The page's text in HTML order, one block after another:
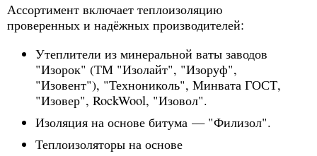
Ассортимент включает теплоизоляцию
проверенных и надёжных производителей:
Утеплители из минеральной ваты заводов
"Изорок" (ТМ "Изолайт", "Изоруф",
"Изовент"), "Технониколь", Минвата ГОСТ,
"Изовер", RockWool, "Изовол".
Изоляция на основе битума — "Филизол".
Теплоизоляторы на основе